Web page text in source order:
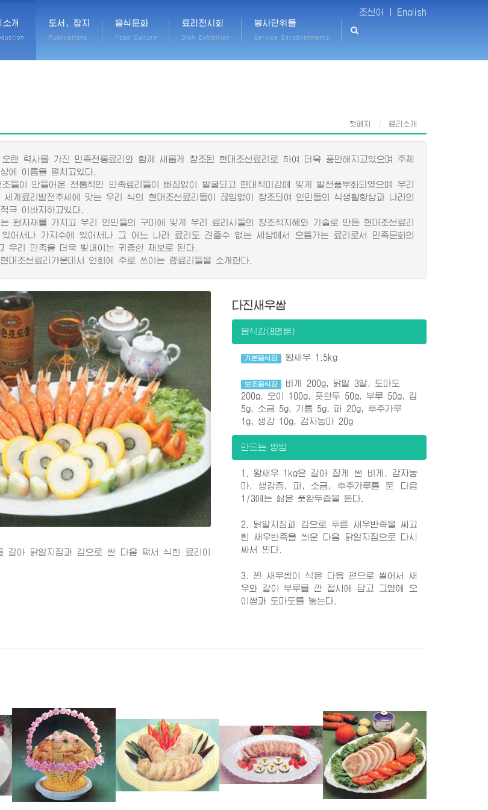
조선어 | English
소개 도서, 잡지
Publications
음식문화
Food Culture
료리전시회
Dish Exhibition
봉사단위들
Service Establishments
첫페지 료리소개
력사를 가진 민족전통료리와 함께 새롭게 창조된 현대조선료리로 하여 더욱 풍만해지고있으며 주체
에 이름을 떨치고있다.
이 만들어온 전통적인 민족료리들이 빠짐없이 발굴되고 현대적미감에 맞게 발전풍부화되였으며 우리
세계료리발전추세에 맞는 우리 식의 현대조선료리들이 끊임없이 창조되여 인민들의 식생활향상과 나라의
극 이바지하고있다.
원자재를 가지고 우리 인민들의 구미에 맞게 우리 료리사들의 창조적지혜와 기술로 만든 현대조선료리
어서나 가지수에 있어서나 그 어느 나라 료리도 견줄수 없는 세상에서 으뜸가는 료리로서 민족문화의
우리 민족을 더욱 빛내이는 귀중한 재보로 된다.
조선료리가운데서 연회에 주로 쓰이는 랭료리들을 소개한다.
아 닭알지짐과 김으로 싼 다음 쪄서 식힌 료리이
다진새우쌈
음식감(8명분)
기본음식감 왕새우 1.5kg
보조음식감
비게 200g, 닭알 3알, 도마도
200g, 오이 100g, 풋완두 50g, 부루 50g, 김
5g, 소금 5g, 기름 5g, 파 20g, 후추가루
1g, 생강 10g, 감자농마 20g
만드는 방법
1. 왕새우 1kg은 갈아 잘게 썬 비게, 감자농
마, 생강즙, 파, 소금, 후추가루를 둔 다음
1/3에는 삶은 풋완두즙을 둔다.
2. 닭알지짐과 김으로 푸른 새우반죽을 싸고
흰 새우반죽을 씌운 다음 닭알지짐으로 다시
싸서 찐다.
3. 찐 새우쌈이 식은 다음 편으로 썰어서 새
우와 같이 부루를 깐 접시에 담고 그옆에 오
이쌈과 도마도를 놓는다.